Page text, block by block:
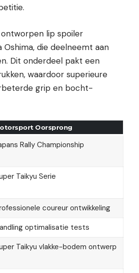
lip spoiler
die deelneemt aan
Dit onderdeel pakt een
waardoor superieure
grip en bocht-
Oorsprong
Rally Championship
Taikyu Serie
coureur ontwikkeling
optimalisatie tests
Taikyu vlakke-bodem ontwerp